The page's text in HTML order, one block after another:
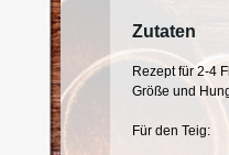
Zutaten
Rezept für 2-4
Größe und
Für den Teig: